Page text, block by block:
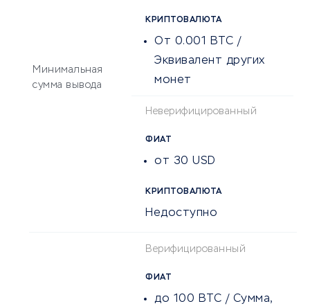
Минимальная
сумма вывода
КРИПТОВАЛЮТА
От 0.001 BTC /
Эквивалент других
монет
Неверифицированный
КРИПТОВАЛЮТА
Недоступно
ФИАТ
от 30 USD
Верифицированный
ФИАТ
до 100 BTC / Сумма,